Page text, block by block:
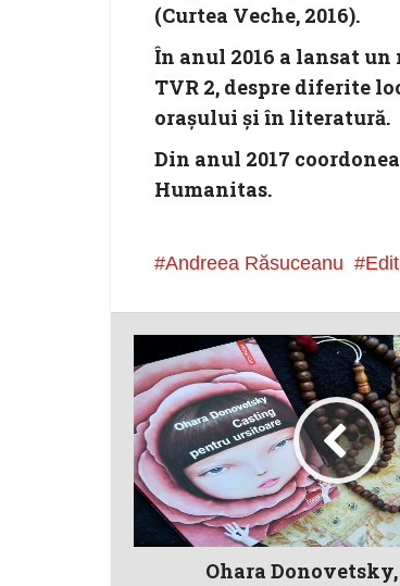
(Curtea Veche, 2016).
În anul 2016 a lansat un
TVR 2, despre diferite
orașului și în literatură.
Din anul 2017
Humanitas.
Andreea Răsuceanu
Ohara